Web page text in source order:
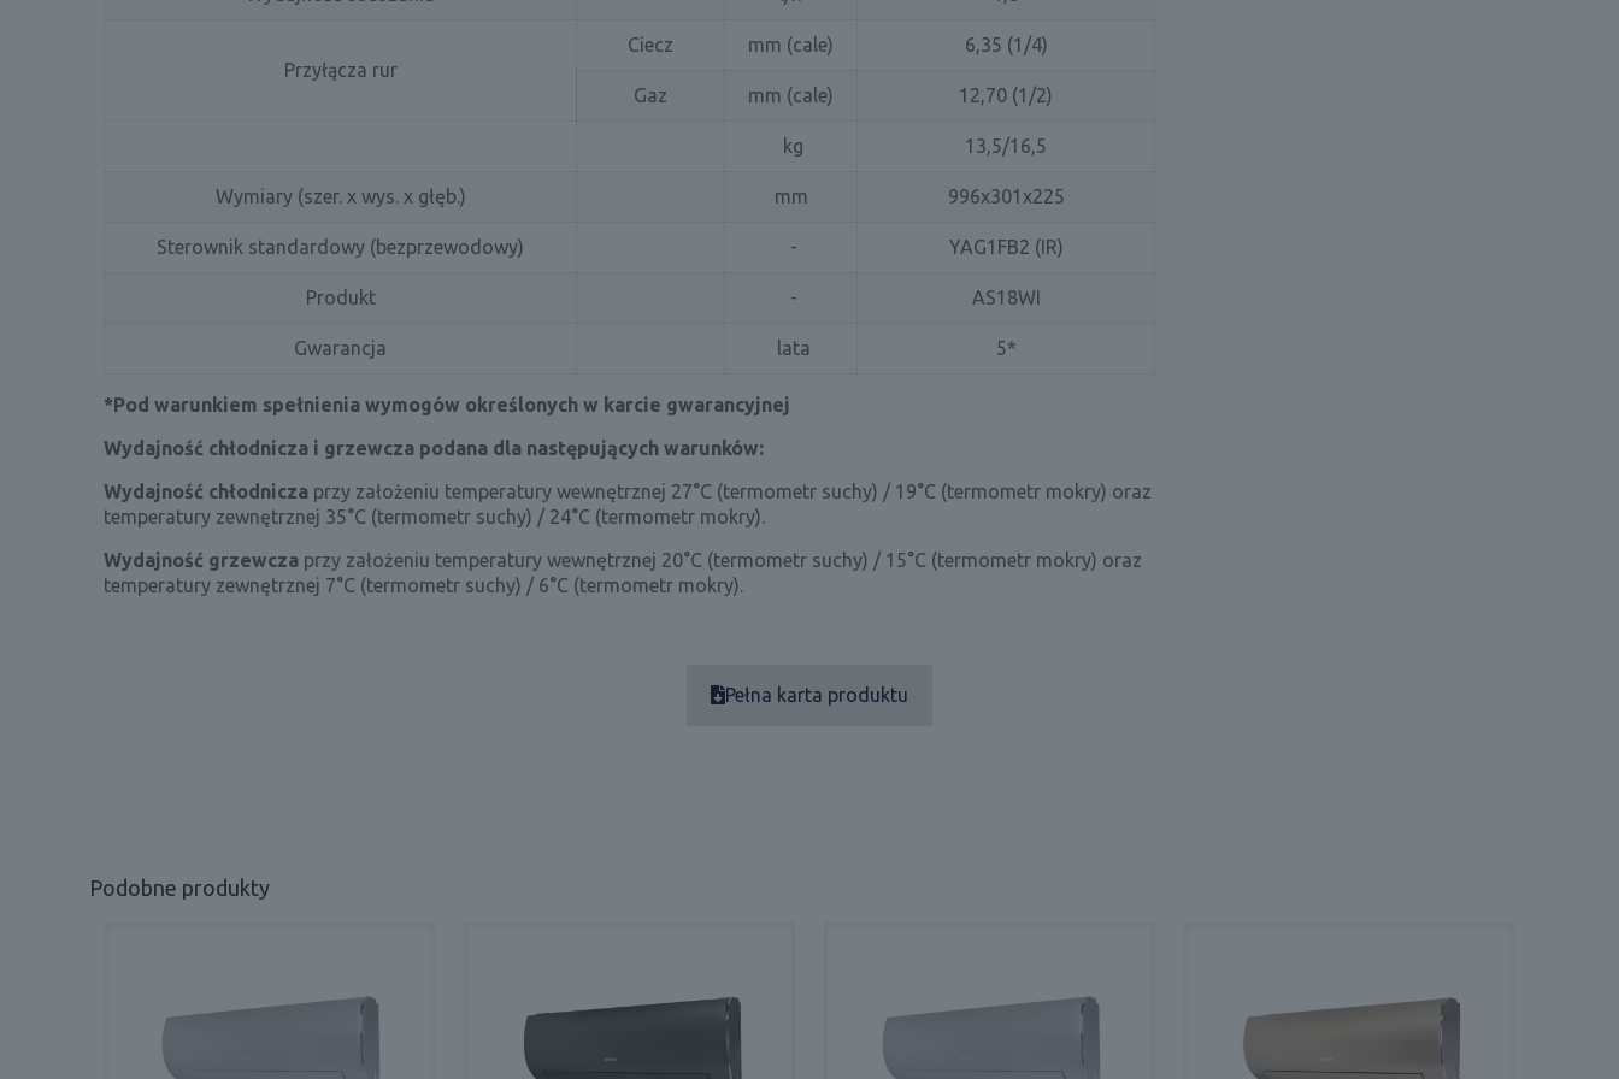
Przyłącza rur
Ciecz mm (cale) 6,35 (1/4)
Gaz mm (cale) 12,70 (1/2)
kg 13,5/16,5
Wymiary (szer. x wys. x głęb.) mm 996x301x225
Sterownik standardowy (bezprzewodowy) - YAG1FB2 (IR)
Produkt - AS18WI
Gwarancja lata 5*
*Pod warunkiem spełnienia wymogów określonych w karcie gwarancyjnej
Wydajność chłodnicza i grzewcza podana dla następujących warunków:
Wydajność chłodnicza przy założeniu temperatury wewnętrznej 27°C (termometr suchy) / 19°C (termometr mokry) oraz
temperatury zewnętrznej 35°C (termometr suchy) / 24°C (termometr mokry).
Wydajność grzewcza przy założeniu temperatury wewnętrznej 20°C (termometr suchy) / 15°C (termometr mokry) oraz
temperatury zewnętrznej 7°C (termometr suchy) / 6°C (termometr mokry).
Pełna karta produktu
Podobne produkty